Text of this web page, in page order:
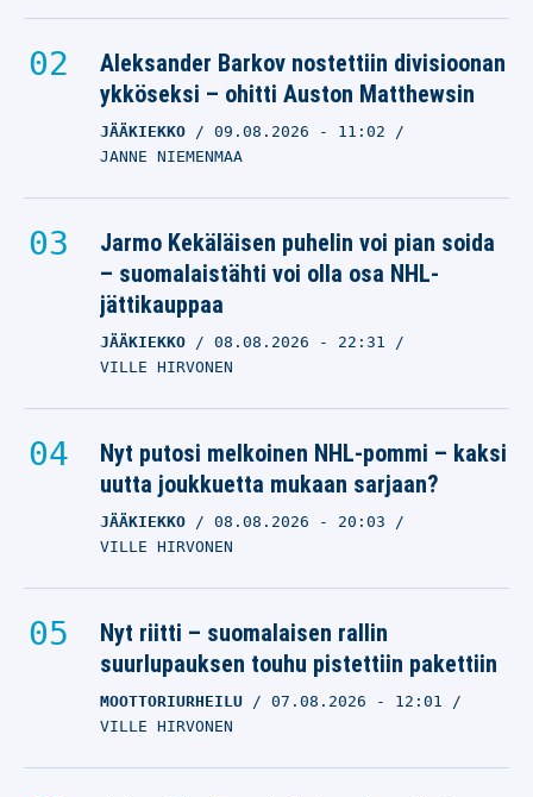
Aleksander Barkov nostettiin divisioonan
ykköseksi – ohitti Auston Matthewsin
JÄÄKIEKKO 09.08.2026 - 11:02
JANNE NIEMENMAA
Jarmo Kekäläisen puhelin voi pian soida
– suomalaistähti voi olla osa NHL-
jättikauppaa
JÄÄKIEKKO 08.08.2026 - 22:31
VILLE HIRVONEN
Nyt putosi melkoinen NHL-pommi – kaksi
uutta joukkuetta mukaan sarjaan?
JÄÄKIEKKO 08.08.2026 - 20:03
VILLE HIRVONEN
Nyt riitti – suomalaisen rallin
suurlupauksen touhu pistettiin pakettiin
MOOTTORIURHEILU 07.08.2026 - 12:01
VILLE HIRVONEN